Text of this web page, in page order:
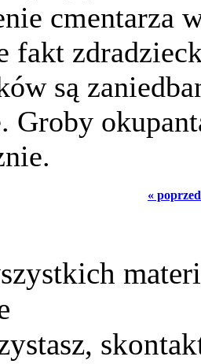
cmentarza
fakt
są
Groby
«